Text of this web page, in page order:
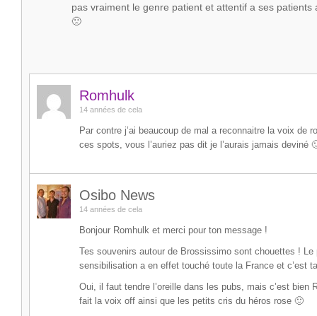
pas vraiment le genre patient et attentif a ses patients
🙁
Romhulk
14 années de cela
Par contre j’ai beaucoup de mal a reconnaitre la voix de
ces spots, vous l’auriez pas dit je l’aurais jamais deviné
Osibo News
14 années de cela
Bonjour Romhulk et merci pour ton message !
Tes souvenirs autour de Brossissimo sont chouettes ! Le
sensibilisation a en effet touché toute la France et c’est
Oui, il faut tendre l’oreille dans les pubs, mais c’est bien
fait la voix off ainsi que les petits cris du héros rose 🙂